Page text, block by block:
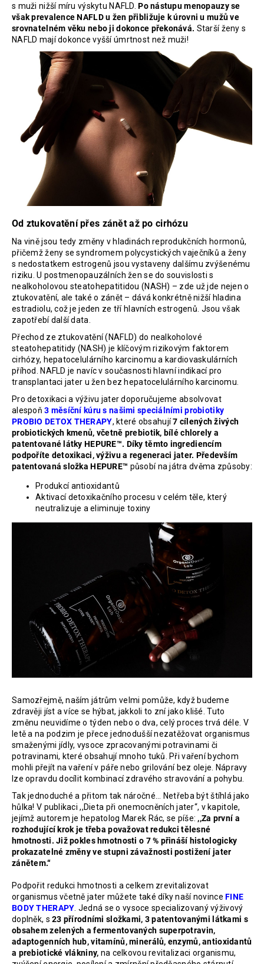
s muži nižší míru výskytu NAFLD.Po nástupu menopauzy se
však prevalence NAFLD u žen přibližuje k úrovni u mužů ve
srovnatelném věku nebo ji dokonce překonává. Starší ženy s
NAFLD mají dokonce vyšší úmrtnost než muži!
Od ztukovatění přes zánět až po cirhózu
Na vině jsou tedy změny v hladinách reprodukčních hormonů,
přičemž ženy se syndromem polycystických vaječníků a ženy
s nedostatkem estrogenů jsou vystaveny dalšímu zvýšenému
riziku. U postmenopauzálních žen se do souvislosti s
nealkoholovou steatohepatitidou (NASH) – zde už jde nejen o
ztukovatění, ale také o zánět – dává konkrétně nižší hladina
estradiolu, což je jeden ze tří hlavních estrogenů. Jsou však
zapotřebí další data.
Přechod ze ztukovatění (NAFLD) do nealkoholové
steatohepatitidy (NASH) je klíčovým rizikovým faktorem
cirhózy, hepatocelulárního karcinomu a kardiovaskulárních
příhod. NAFLD je navíc v současnosti hlavní indikací pro
transplantaci jater u žen bez hepatocelulárního karcinomu.
Pro detoxikaci a výživu jater doporučujeme absolvovat
alespoň3 měsíční kúru s našimi speciálními probiotiky
PROBIO DETOX THERAPY, které obsahují7 cílených živých
probiotických kmenů, včetně prebiotik, bílé chlorely a
patentované látky HEPURE™. Díky těmto ingrediencím
podpoříte detoxikaci, výživu a regeneraci jater. Především
patentovaná složka HEPURE™ působí na játra dvěma způsoby:
Produkcí antioxidantů
Aktivací detoxikačního procesu v celém těle, který
neutralizuje a eliminuje toxiny
Samozřejmě, naším játrům velmi pomůže, když budeme
zdravěji jíst a více se hýbat, jakkoli to zní jako klišé. Tuto
změnu neuvidíme o týden nebo o dva, celý proces trvá déle. V
letě a na podzim je přece jednodušší nezatěžovat organismus
smaženými jídly, vysoce zpracovanými potravinami či
potravinami, které obsahují mnoho tuků. Při vaření bychom
mohli přejít na vaření v páře nebo grilování bez oleje. Nápravy
lze opravdu docílit kombinací zdravého stravování a pohybu.
Tak jednoduché a přitom tak náročné... Netřeba být štíhlá jako
hůlka! V publikaci ,,Dieta při onemocněních jater“, v kapitole,
jejímž autorem je hepatolog Marek Rác, se píše: ,,Za první a
rozhodující krok je třeba považovat redukci tělesné
hmotnosti. Již pokles hmotnosti o 7 % přináší histologicky
prokazatelné změny ve stupni závažnosti postižení jater
zánětem.“
Podpořit redukci hmotnosti a celkem zrevitalizovat
organismus včetně jater můžete také díky naší novinceFINE
BODY THERAPY . Jedná se o vysoce specializovaný výživový
doplněk, s23 přírodními složkami, 3 patentovanými látkami s
obsahem zelených a fermentovaných superpotravin,
adaptogenních hub, vitamínů, minerálů, enzymů, antioxidantů
a prebiotické vlákniny, na celkovou revitalizaci organismu,
PROBIO
WOMAN
THERAPY
952